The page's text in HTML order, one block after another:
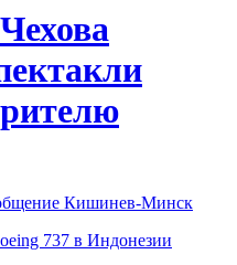
Кишинев-Минск
737 в Индонезии